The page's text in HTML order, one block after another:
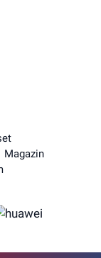
Magazin